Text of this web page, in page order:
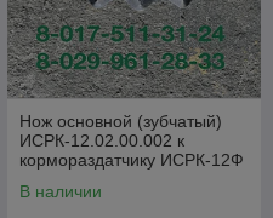
Нож основной (зубчатый)
ИСРК-12.02.00.002 к
кормораздатчику ИСРК-12Ф
В наличии